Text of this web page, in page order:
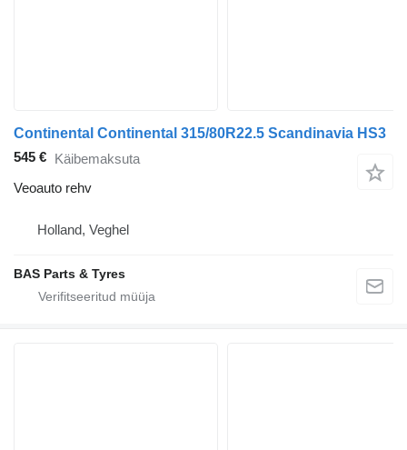
Continental Continental 315/80R22.5 Scandinavia HS3
545 € Käibemaksuta
Veoauto rehv
Holland, Veghel
BAS Parts & Tyres